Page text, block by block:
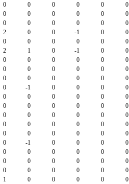
0 0 0 0 0 0
0 0 0 0 0 0
0 0 0 0 0 0
2 0 0 -1 0 0
0 0 0 0 0 0
2 1 0 -1 0 0
0 0 0 0 0 0
0 0 0 0 0 0
0 0 0 0 0 0
0 -1 0 0 0 0
0 0 0 0 0 0
0 0 0 0 0 0
0 0 0 0 0 0
0 0 0 0 0 0
0 0 0 0 0 0
0 -1 0 0 0 0
0 0 0 0 0 0
0 0 0 0 0 0
0 0 0 0 0 0
1 0 0 0 0 0